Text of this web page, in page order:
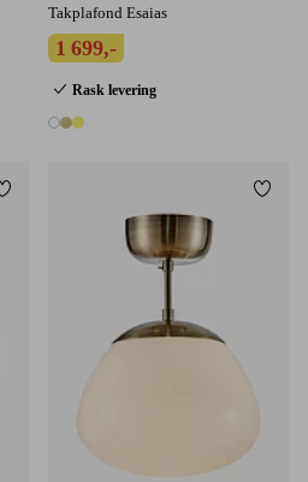
Takplafond Esaias
1 699,-
Rask levering
3 farger
Legg til favoritter